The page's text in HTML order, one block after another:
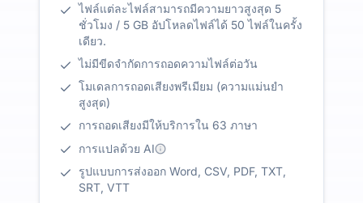
ไฟล์แต่ละไฟล์สามารถมีความยาวสูงสุด 5
ชั่วโมง / 5 GB อัปโหลดไฟล์ได้ 50 ไฟล์ในครั้ง
เดียว.
ไม่มีขีดจำกัดการถอดความไฟล์ต่อวัน
โมเดลการถอดเสียงพรีเมียม (ความแม่นยำ
สูงสุด)
การถอดเสียงมีให้บริการใน 63 ภาษา
การแปลด้วย AI
รูปแบบการส่งออก Word, CSV, PDF, TXT,
SRT, VTT